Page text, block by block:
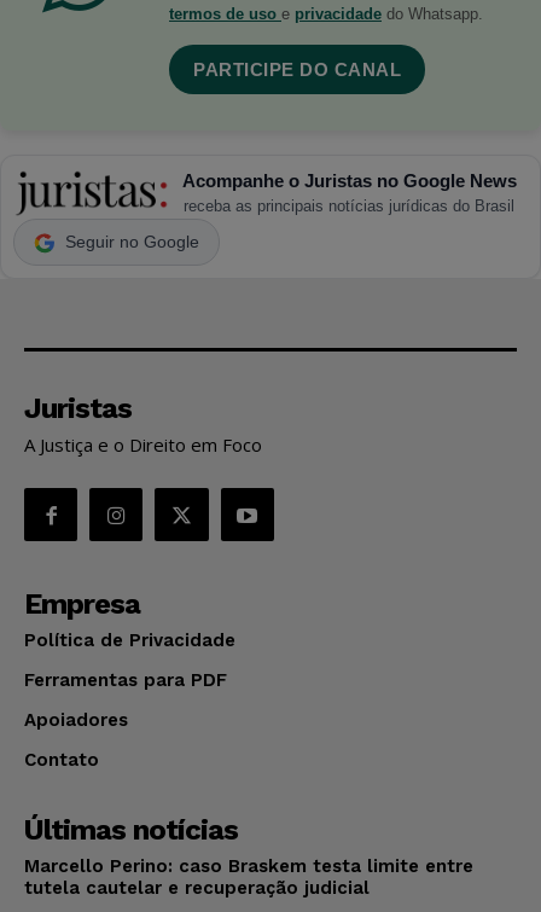
termos de uso e privacidade do Whatsapp.
PARTICIPE DO CANAL
Acompanhe o Juristas no Google News
receba as principais notícias jurídicas do Brasil
Seguir no Google
Juristas
A Justiça e o Direito em Foco
Empresa
Política de Privacidade
Ferramentas para PDF
Apoiadores
Contato
Últimas notícias
Marcello Perino: caso Braskem testa limite entre
tutela cautelar e recuperação judicial